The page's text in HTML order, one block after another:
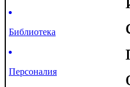
Библиотека
Персоналия